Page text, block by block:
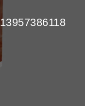
13957386118